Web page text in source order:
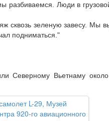
разбиваемся. Люди в
зеленую завесу. Мы
подниматься."
Вьетнаму